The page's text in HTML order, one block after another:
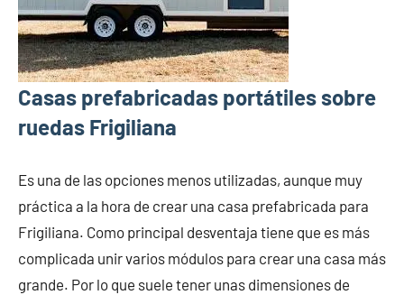
Casas prefabricadas portátiles sobre
ruedas Frigiliana
Es una de las opciones menos utilizadas, aunque muy
práctica a la hora de crear una casa prefabricada para
Frigiliana. Como principal desventaja tiene que es más
complicada unir varios módulos para crear una casa más
grande. Por lo que suele tener unas dimensiones de